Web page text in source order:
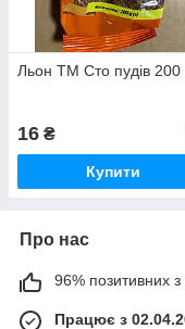
Льон ТМ Сто пудів 200
16 ₴
Купити
Про нас
96% позитивних з
Працює з